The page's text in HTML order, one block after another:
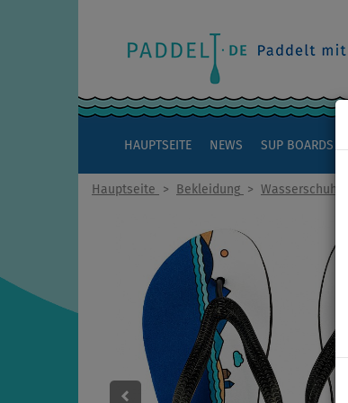
HAUPTSEITE NEWS SUP BOARDS
Hauptseite > Bekleidung > Wasserschuhe